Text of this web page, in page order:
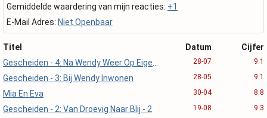
Gemiddelde waardering van mijn reacties: +1
E-Mail Adres: Niet Openbaar
Titel Datum
Cijfer
28-07 9.1
Gescheiden - 3: Bij Wendy Inwonen 28-05 9.1
Mia En Eva 30-04 8.8
Gescheiden - 2: Van Droevig Naar Blij - 2 19-08 9.3